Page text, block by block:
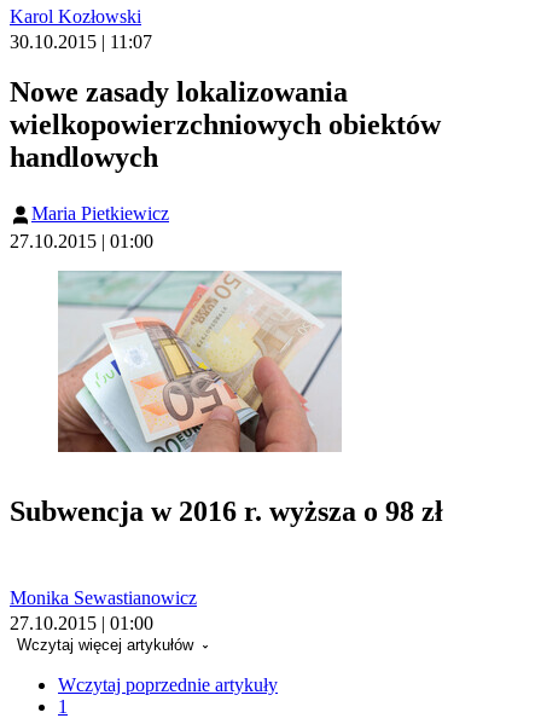
Karol Kozłowski
30.10.2015 | 11:07
Nowe zasady lokalizowania
wielkopowierzchniowych obiektów
handlowych
Maria Pietkiewicz
27.10.2015 | 01:00
Subwencja w 2016 r. wyższa o 98 zł
Monika Sewastianowicz
27.10.2015 | 01:00
Wczytaj więcej artykułów
Wczytaj poprzednie artykuły
1